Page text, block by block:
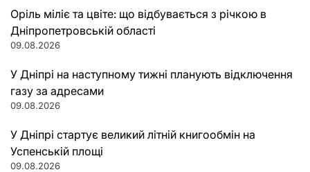
Оріль міліє та цвіте: що відбувається з річкою в
Дніпропетровській області
09.08.2026
У Дніпрі на наступному тижні планують відключення
газу за адресами
09.08.2026
У Дніпрі стартує великий літній книгообмін на
Успенській площі
09.08.2026